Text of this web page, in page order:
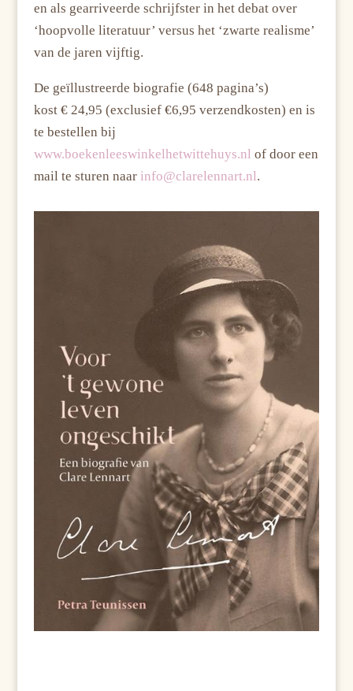
en als gearriveerde schrijfster in het debat over
‘hoopvolle literatuur’ versus het ‘zwarte realisme’
van de jaren vijftig.
De geïllustreerde biografie (648 pagina’s)
kost € 24,95 (exclusief €6,95 verzendkosten) en is
te bestellen bij
www.boekenleeswinkelhetwittehuys.nl of door een
mail te sturen naar info@clarelennart.nl.